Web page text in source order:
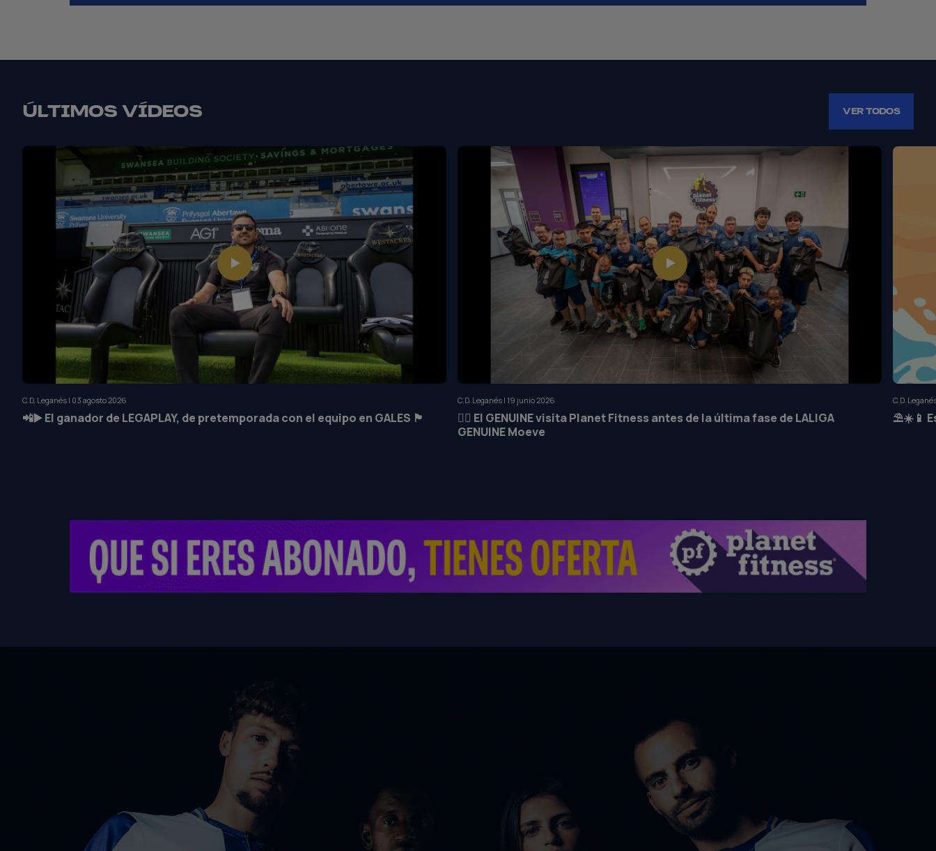
ÚLTIMOS VÍDEOS VER TODOS
C.D. Leganés | 03 agosto 2026
📲▶️ El ganador de LEGAPLAY, de pretemporada con el equipo en GALES 🏴󠁧󠁢󠁷󠁬󠁳󠁿
C.D. Leganés | 19 junio 2026
🏋️‍♂️ El GENUINE visita Planet Fitness antes de la última fase de LALIGA
GENUINE Moeve
C.D.
⛱️☀️📱